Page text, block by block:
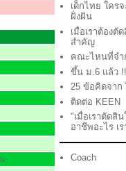
น
เด็กไทย ใคร
ฝั่งฝัน
เมื่อเราต้องตั
สำคัญ
คณะไหนที่จำ
ขึ้น ม.6 แล้ว !!
25 ข้อคิดจาก
ติดต่อ KEEN
"เมื่อเราตัดสิ
อาชีพอะไร เ
Coach